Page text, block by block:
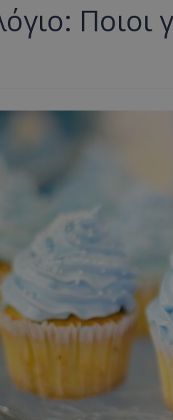
Ποιοι